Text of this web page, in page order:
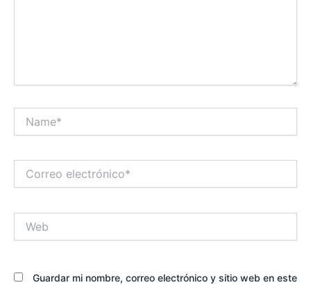
electrónico*
Guardar mi nombre, correo electrónico y sitio web en este